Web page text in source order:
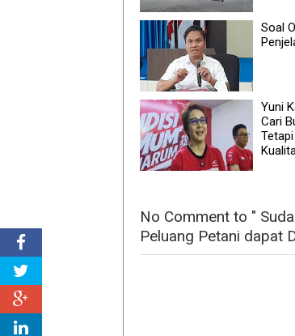
Soal
Yuni
Cari
No Comment to "
Peluang Petani dapat